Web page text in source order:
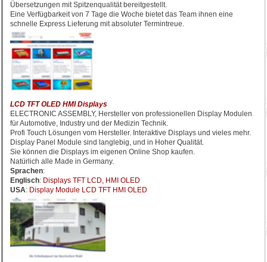
Übersetzungen mit Spitzenqualität bereitgestellt.
Eine Verfügbarkeit von 7 Tage die Woche bietet das Team ihnen eine
schnelle Express Lieferung mit absoluter Termintreue.
LCD TFT OLED HMI Displays
ELECTRONIC ASSEMBLY, Hersteller von professionellen Display Modulen
für Automotive, Industry und der Medizin Technik.
Profi Touch Lösungen vom Hersteller. Interaktive Displays und vieles mehr.
Display Panel Module sind langlebig, und in Hoher Qualität.
Sie können die Displays im eigenen Online Shop kaufen.
Natürlich alle Made in Germany.
Sprachen:
Englisch: Displays TFT LCD, HMI OLED
USA: Display Module LCD TFT HMI OLED